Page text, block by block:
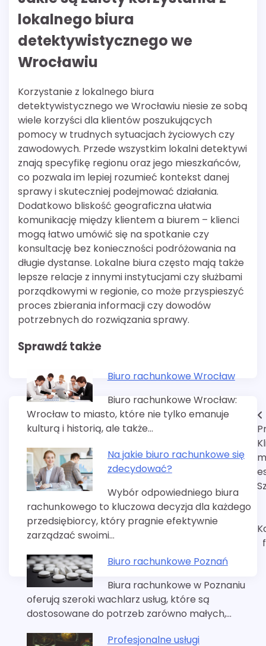
lokalnego biura
detektywistycznego we
Wrocławiu
Korzystanie z lokalnego biura
detektywistycznego we Wrocławiu niesie ze sobą
wiele korzyści dla klientów poszukujących
pomocy w trudnych sytuacjach życiowych czy
zawodowych. Przede wszystkim lokalni detektywi
znają specyfikę regionu oraz jego mieszkańców,
co pozwala im lepiej rozumieć kontekst danej
sprawy i skuteczniej podejmować działania.
Dodatkowo bliskość geograficzna ułatwia
komunikację między klientem a biurem – klienci
mogą łatwo umówić się na spotkanie czy
konsultację bez konieczności podróżowania na
długie dystanse. Lokalne biura często mają także
lepsze relacje z innymi instytucjami czy służbami
porządkowymi w regionie, co może przyspieszyć
proces zbierania informacji czy dowodów
potrzebnych do rozwiązania sprawy.
Sprawdź także
Biuro rachunkowe Wrocław
Biuro rachunkowe Wrocław:
Wrocław to miasto, które nie tylko emanuje
kulturą i historią, ale także…
Na jakie biuro rachunkowe się
zdecydować?
Wybór odpowiedniego biura
rachunkowego to kluczowa decyzja dla każdego
przedsiębiorcy, który pragnie efektywnie
zarządzać swoimi…
Biuro rachunkowe Poznań
Biura rachunkowe w Poznaniu
oferują szeroki wachlarz usług, które są
dostosowane do potrzeb zarówno małych,…
Profesjonalne usługi
Nawigacja
wpisu